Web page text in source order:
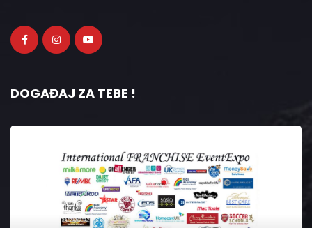
DOGAĐAJ ZA TEBE !